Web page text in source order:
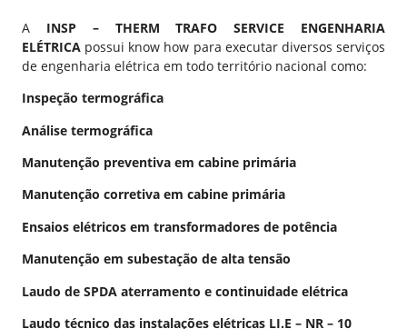
A INSP – THERM TRAFO SERVICE ENGENHARIA
ELÉTRICA possui know how para executar diversos serviços
de engenharia elétrica em todo território nacional como:
Inspeção termográfica
Análise termográfica
Manutenção preventiva em cabine primária
Manutenção corretiva em cabine primária
Ensaios elétricos em transformadores de potência
Manutenção em subestação de alta tensão
Laudo de SPDA aterramento e continuidade elétrica
Laudo técnico das instalações elétricas LI.E – NR – 10